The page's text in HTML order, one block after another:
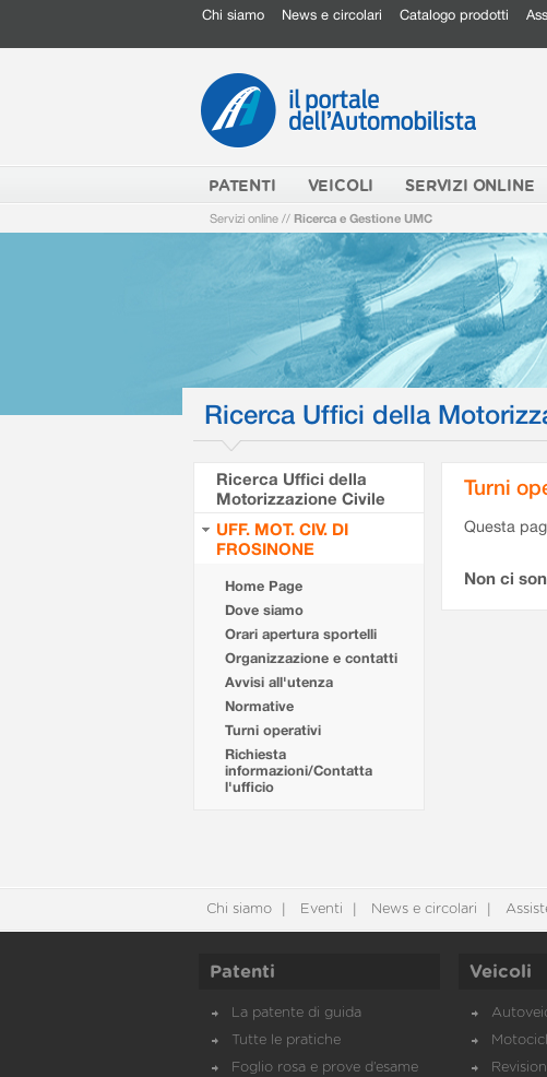
Chi siamo News e circolari Catalogo prodotti
PATENTI VEICOLI SERVIZI ONLINE
Servizi online // Ricerca e Gestione UMC
Ricerca Uffici della
Ricerca Uffici della
Motorizzazione Civile
UFF. MOT. CIV. DI
FROSINONE
Home Page
Dove siamo
Orari apertura sportelli
Organizzazione e contatti
Avvisi all'utenza
Normative
Turni operativi
Richiesta
informazioni/Contatta
l'ufficio
Turni
Questa
Non ci
Chi siamo Eventi News e circolari
Patenti
La patente di guida
Tutte le pratiche
Foglio rosa e prove d’esame
Veicoli